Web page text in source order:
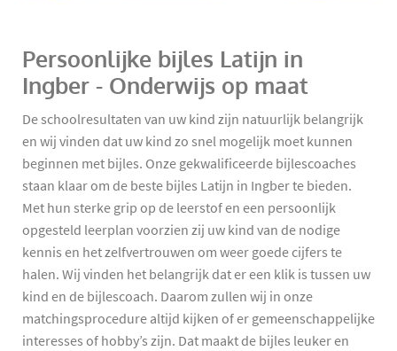
Persoonlijke bijles Latijn in
Ingber - Onderwijs op maat
De schoolresultaten van uw kind zijn natuurlijk belangrijk
en wij vinden dat uw kind zo snel mogelijk moet kunnen
beginnen met bijles. Onze gekwalificeerde bijlescoaches
staan klaar om de beste bijles Latijn in Ingber te bieden.
Met hun sterke grip op de leerstof en een persoonlijk
opgesteld leerplan voorzien zij uw kind van de nodige
kennis en het zelfvertrouwen om weer goede cijfers te
halen. Wij vinden het belangrijk dat er een klik is tussen uw
kind en de bijlescoach. Daarom zullen wij in onze
matchingsprocedure altijd kijken of er gemeenschappelijke
interesses of hobby’s zijn. Dat maakt de bijles leuker en